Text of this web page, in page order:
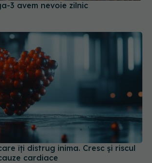
3 avem nevoie zilnic
îți distrug inima. Cresc și riscul
cardiace